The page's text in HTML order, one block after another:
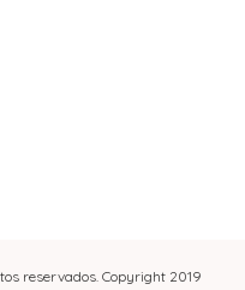
reservados. Copyright 2019